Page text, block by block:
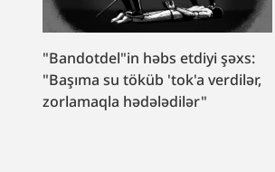
"Bandotdel"in həbs etdiyi şəxs:
"Başıma su töküb 'tok'a verdilər,
zorlamaqla hədələdilər"